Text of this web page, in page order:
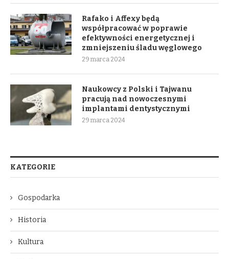
Rafako i Affexy będą
współpracować w poprawie
efektywności energetycznej i
zmniejszeniu śladu węglowego
29 marca 2024
Naukowcy z Polski i Tajwanu
pracują nad nowoczesnymi
implantami dentystycznymi
29 marca 2024
KATEGORIE
Gospodarka
Historia
Kultura